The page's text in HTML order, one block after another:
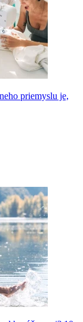
priemyslu je,